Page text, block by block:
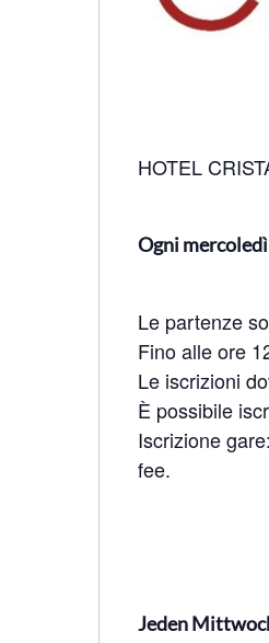
HOTEL
Ogni mercoledì
Le partenze
Fino alle ore
Le iscrizioni
È possibile
Iscrizione
fee.
Jeden